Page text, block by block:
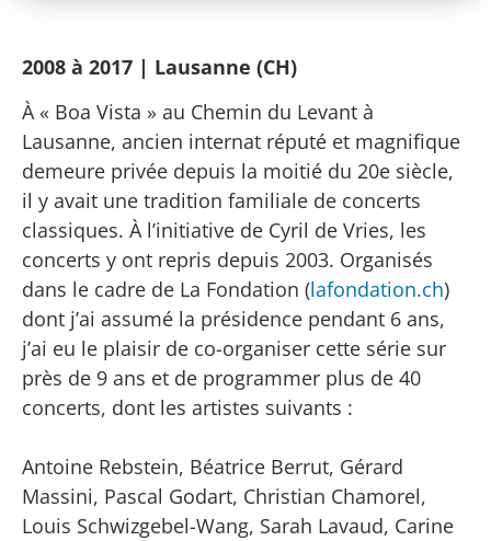
2008 à 2017 | Lausanne (CH)
À « Boa Vista » au Chemin du Levant à
Lausanne, ancien internat réputé et magnifique
demeure privée depuis la moitié du 20e siècle,
il y avait une tradition familiale de concerts
classiques. À l’initiative de Cyril de Vries, les
concerts y ont repris depuis 2003. Organisés
dans le cadre de La Fondation (lafondation.ch)
dont j’ai assumé la présidence pendant 6 ans,
j’ai eu le plaisir de co-organiser cette série sur
près de 9 ans et de programmer plus de 40
concerts, dont les artistes suivants :
Antoine Rebstein, Béatrice Berrut, Gérard
Massini, Pascal Godart, Christian Chamorel,
Louis Schwizgebel-Wang, Sarah Lavaud, Carine